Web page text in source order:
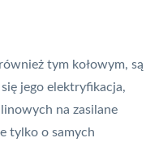
tym kołowym, są
jego elektryfikacja,
na zasilane
tylko o samych